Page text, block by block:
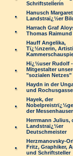
Schriftstellerin
Hanusch
Landstraï¿½er
Harrach Graf
Thomas Raimund
Hauff Angelika,
Tï¿½nzerin,
Hï¿½user Rudolf -
Mitgestalter
"sozialen Netzes"
Haydn in der
und Rochusgasse
Hayek, der
der
Herrmann Julius,
Landstraï¿½er
Deutschmeister
Herzmanovsky-
Fritz, Graphiker,
und Schriftsteller